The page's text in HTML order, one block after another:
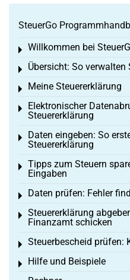
SteuerGo
Willkommen bei
Toggle menu
Übersicht: So verwalten
Toggle menu
Meine Steuererklärung
Toggle menu
Elektronischer
Steuererklärung
Toggle menu
Daten eingeben: So
Steuererklärung
Toggle menu
Tipps zum Steuern
Eingaben
Toggle menu
Daten prüfen: Fehler
Toggle menu
Steuererklärung
Finanzamt schicken
Toggle menu
Steuerbescheid prüfen:
Toggle menu
Hilfe und Beispiele
Toggle menu